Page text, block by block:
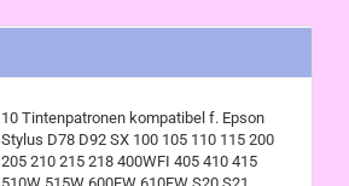
10 Tintenpatronen kompatibel f. Epson
Stylus D78 D92 SX 100 105 110 115 200
205 210 215 218 400WFI 405 410 415